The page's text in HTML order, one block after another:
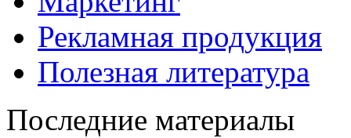
Рекламная продукция
Полезная литература
Последние материалы